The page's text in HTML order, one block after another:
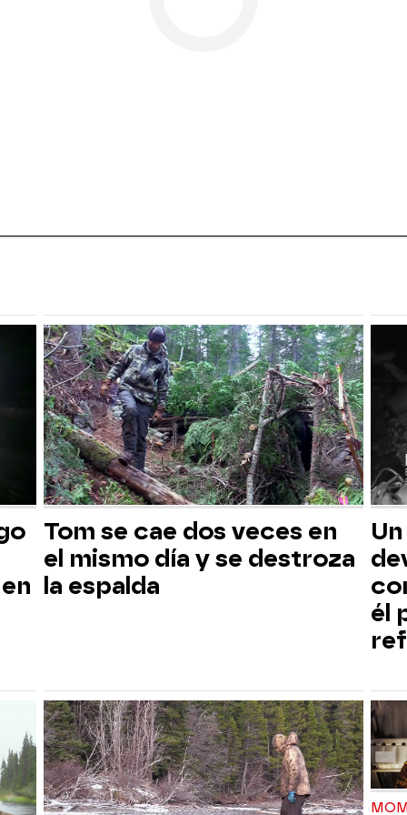
Tom se cae dos veces en
el mismo día y se destroza
la espalda
él